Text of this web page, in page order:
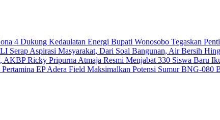
4 Dukung Kedaulatan Energi Bupati Wonosobo Tegaskan
Serap Aspirasi Masyarakat, Dari Soal Bangunan, Air Bersih
AKBP Ricky Pripurna Atmaja Resmi Menjabat 330 Siswa Baru
Pertamina EP Adera Field Maksimalkan Potensi Sumur BNG-080